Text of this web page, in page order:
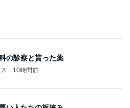
い人たちの板挟み
20時間前